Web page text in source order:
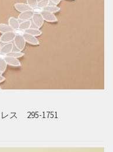
ス 295-1751